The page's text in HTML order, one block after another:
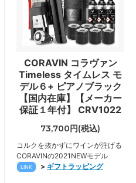
CORAVIN コラヴァン
Timeless タイムレス モ
デル６+ ピアノブラック
【国内在庫】【メーカー
保証１年付】 CRV1022
73,700円(税込)
コルクを抜かずにワインが注げる
CORAVINの2021NEWモデル
LINK > ギフトラッピング